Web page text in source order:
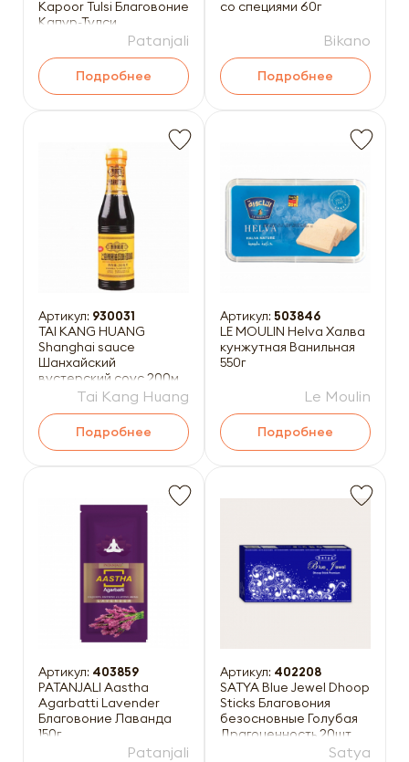
Kapoor Tulsi Благовоние
Капур-Тулси
(масальные) 20штPatanjali
Подробнее
со специями 60г
Bikano
Подробнее
Артикул: 930031
TAI KANG HUANG
Shanghai sauce
Шанхайский
вустерский соус 200мл
Tai Kang Huang
Подробнее
Артикул: 503846
LE MOULIN Helva Халва
кунжутная Ванильная
550г
Le Moulin
Подробнее
Артикул: 403859
PATANJALI Aastha
Agarbatti Lavender
Благовоние Лаванда
150г
Patanjali
Артикул: 402208
SATYA Blue Jewel Dhoop
Sticks Благовония
безосновные Голубая
Драгоценность 20шт
Satya